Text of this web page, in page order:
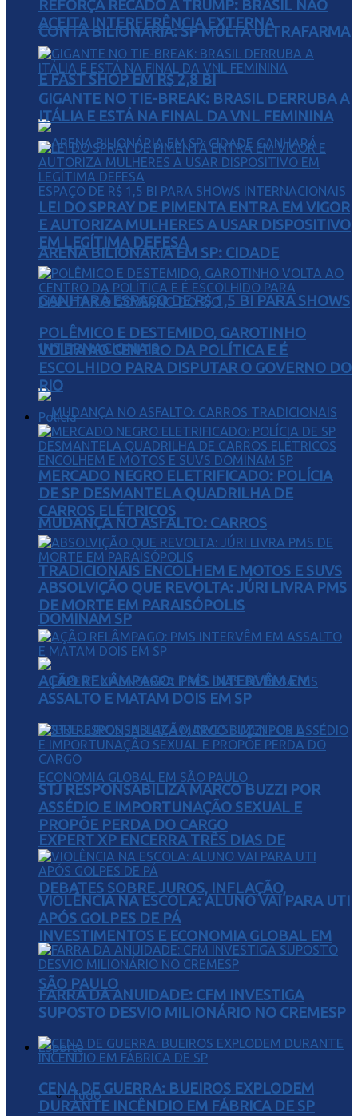
CONTA BILIONÁRIA: SP MULTA ULTRAFARMA
E FAST SHOP EM R$ 2,8 BI
ARENA BILIONÁRIA EM SP: CIDADE
GANHARÁ ESPAÇO DE R$ 1,5 BI PARA SHOWS
INTERNACIONAIS
MUDANÇA NO ASFALTO: CARROS
TRADICIONAIS ENCOLHEM E MOTOS E SUVS
DOMINAM SP
EXPERT XP ENCERRA TRÊS DIAS DE
DEBATES SOBRE JUROS, INFLAÇÃO,
INVESTIMENTOS E ECONOMIA GLOBAL EM
SÃO PAULO
Esporte
Tudo
REFORÇA RECADO A TRUMP: BRASIL NÃO
ACEITA INTERFERÊNCIA EXTERNA
GIGANTE NO TIE-BREAK: BRASIL DERRUBA A
ITÁLIA E ESTÁ NA FINAL DA VNL FEMININA
LEI DO SPRAY DE PIMENTA ENTRA EM VIGOR
E AUTORIZA MULHERES A USAR DISPOSITIVO
EM LEGÍTIMA DEFESA
POLÊMICO E DESTEMIDO, GAROTINHO
VOLTA AO CENTRO DA POLÍTICA E É
ESCOLHIDO PARA DISPUTAR O GOVERNO DO
RIO
Polícia
MERCADO NEGRO ELETRIFICADO: POLÍCIA
DE SP DESMANTELA QUADRILHA DE
CARROS ELÉTRICOS
ABSOLVIÇÃO QUE REVOLTA: JÚRI LIVRA PMS
DE MORTE EM PARAISÓPOLIS
AÇÃO RELÂMPAGO: PMS INTERVÊM EM
ASSALTO E MATAM DOIS EM SP
STJ RESPONSABILIZA MARCO BUZZI POR
ASSÉDIO E IMPORTUNAÇÃO SEXUAL E
PROPÕE PERDA DO CARGO
VIOLÊNCIA NA ESCOLA: ALUNO VAI PARA UTI
APÓS GOLPES DE PÁ
FARRA DA ANUIDADE: CFM INVESTIGA
SUPOSTO DESVIO MILIONÁRIO NO CREMESP
CENA DE GUERRA: BUEIROS EXPLODEM
DURANTE INCÊNDIO EM FÁBRICA DE SP